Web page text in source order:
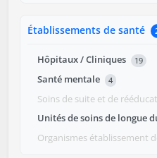
Établissements de santé
Hôpitaux / Cliniques 19
Santé mentale 4
Soins de suite et de
Unités de soins de longue
Organismes établissement